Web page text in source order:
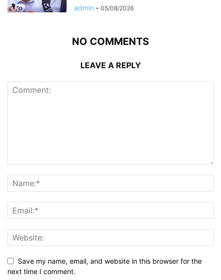
admin - 05/08/2026
NO COMMENTS
LEAVE A REPLY
Save my name, email, and website in this browser for the
next time I comment.